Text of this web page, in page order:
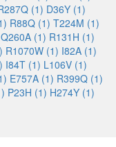
(1) D36Y (1)
R88Q (1) T224M (1)
Q260A (1) R131H (1)
R1070W (1) I82A (1)
I84T (1) L106V (1)
E757A (1) R399Q (1)
P23H (1) H274Y (1)